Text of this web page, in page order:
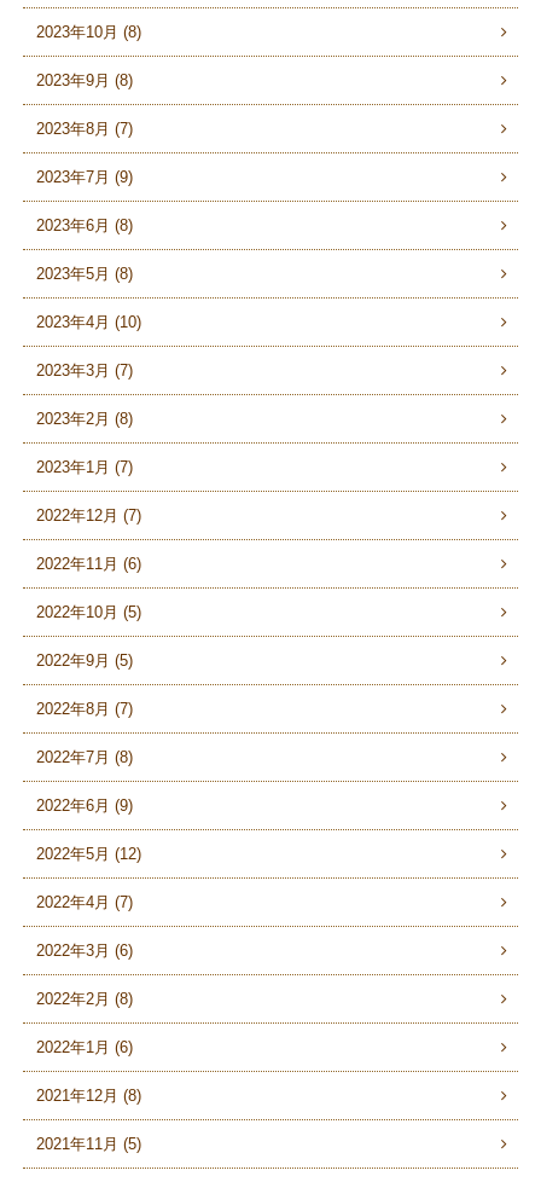
2023年10月 (8)
2023年9月 (8)
2023年8月 (7)
2023年7月 (9)
2023年6月 (8)
2023年5月 (8)
2023年4月 (10)
2023年3月 (7)
2023年2月 (8)
2023年1月 (7)
2022年12月 (7)
2022年11月 (6)
2022年10月 (5)
2022年9月 (5)
2022年8月 (7)
2022年7月 (8)
2022年6月 (9)
2022年5月 (12)
2022年4月 (7)
2022年3月 (6)
2022年2月 (8)
2022年1月 (6)
2021年12月 (8)
2021年11月 (5)